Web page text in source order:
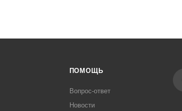
ПОМОЩЬ
Вопрос-ответ
Новости